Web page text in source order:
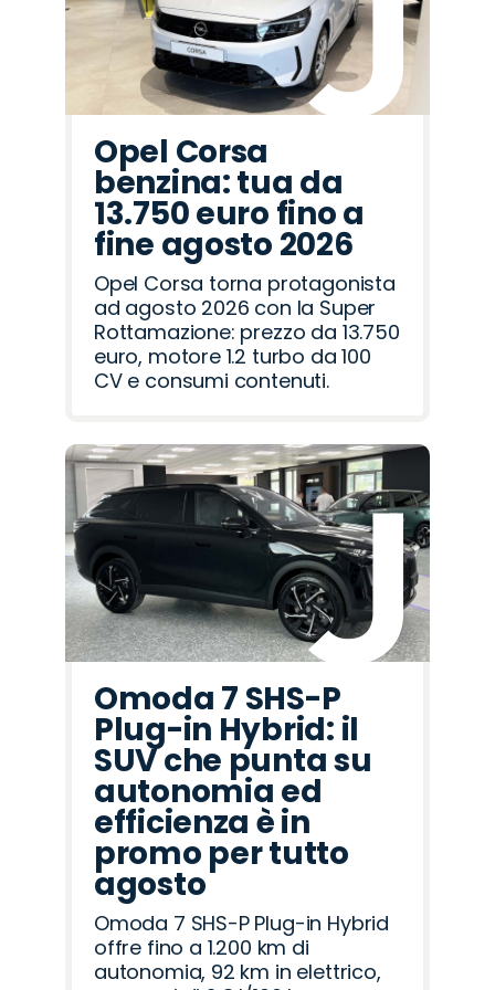
Opel Corsa
benzina: tua da
13.750 euro fino a
fine agosto 2026
Opel Corsa torna protagonista
ad agosto 2026 con la Super
Rottamazione: prezzo da 13.750
euro, motore 1.2 turbo da 100
CV e consumi contenuti.
Omoda 7 SHS-P
Plug-in Hybrid: il
SUV che punta su
autonomia ed
efficienza è in
promo per tutto
agosto
Omoda 7 SHS-P Plug-in Hybrid
offre fino a 1.200 km di
autonomia, 92 km in elettrico,